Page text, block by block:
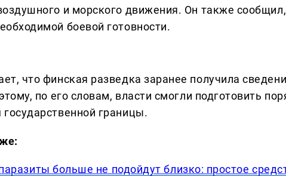
и морского движения. Он также
боевой готовности.
что финская разведка заранее получила
по его словам, власти смогли подготовить
границы.
больше не подойдут близко: простое